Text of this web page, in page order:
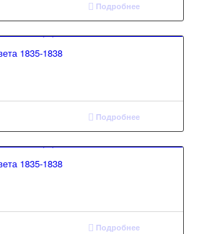
Подробнее
1835-1838
Подробнее
1835-1838
Подробнее